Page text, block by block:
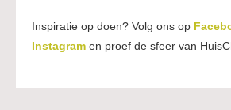
Inspiratie op doen? Volg ons op
Instagram en proef de sfeer van